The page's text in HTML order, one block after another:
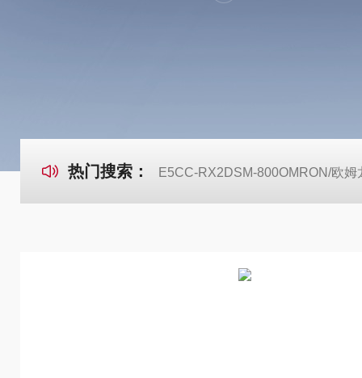
热门搜索： E5CC-RX2DSM-800OMRON/欧